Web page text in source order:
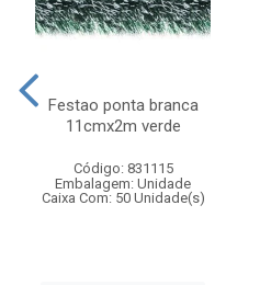
Festao ponta branca
11cmx2m verde
Código: 831115
Embalagem: Unidade
Caixa Com: 50 Unidade(s)